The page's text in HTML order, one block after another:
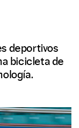
deportivos
bicicleta de